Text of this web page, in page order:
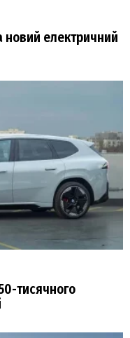
новий електричний
тисячного